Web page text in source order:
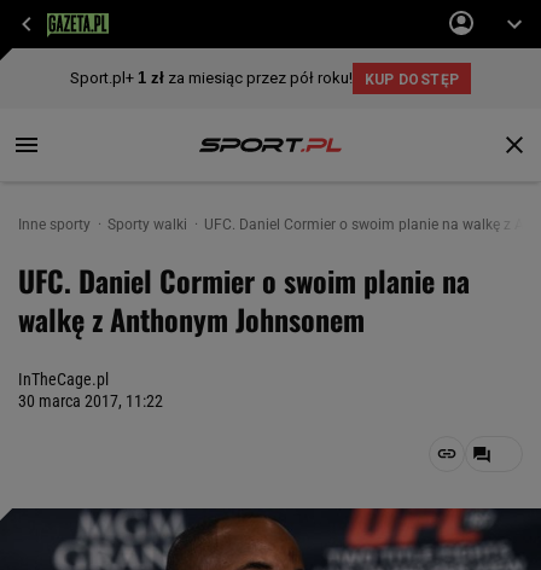
Inne sporty Sporty walki UFC. Daniel Cormier o swoim planie na walkę z
UFC. Daniel Cormier o swoim planie na
walkę z Anthonym Johnsonem
InTheCage.pl
30 marca 2017, 11:22